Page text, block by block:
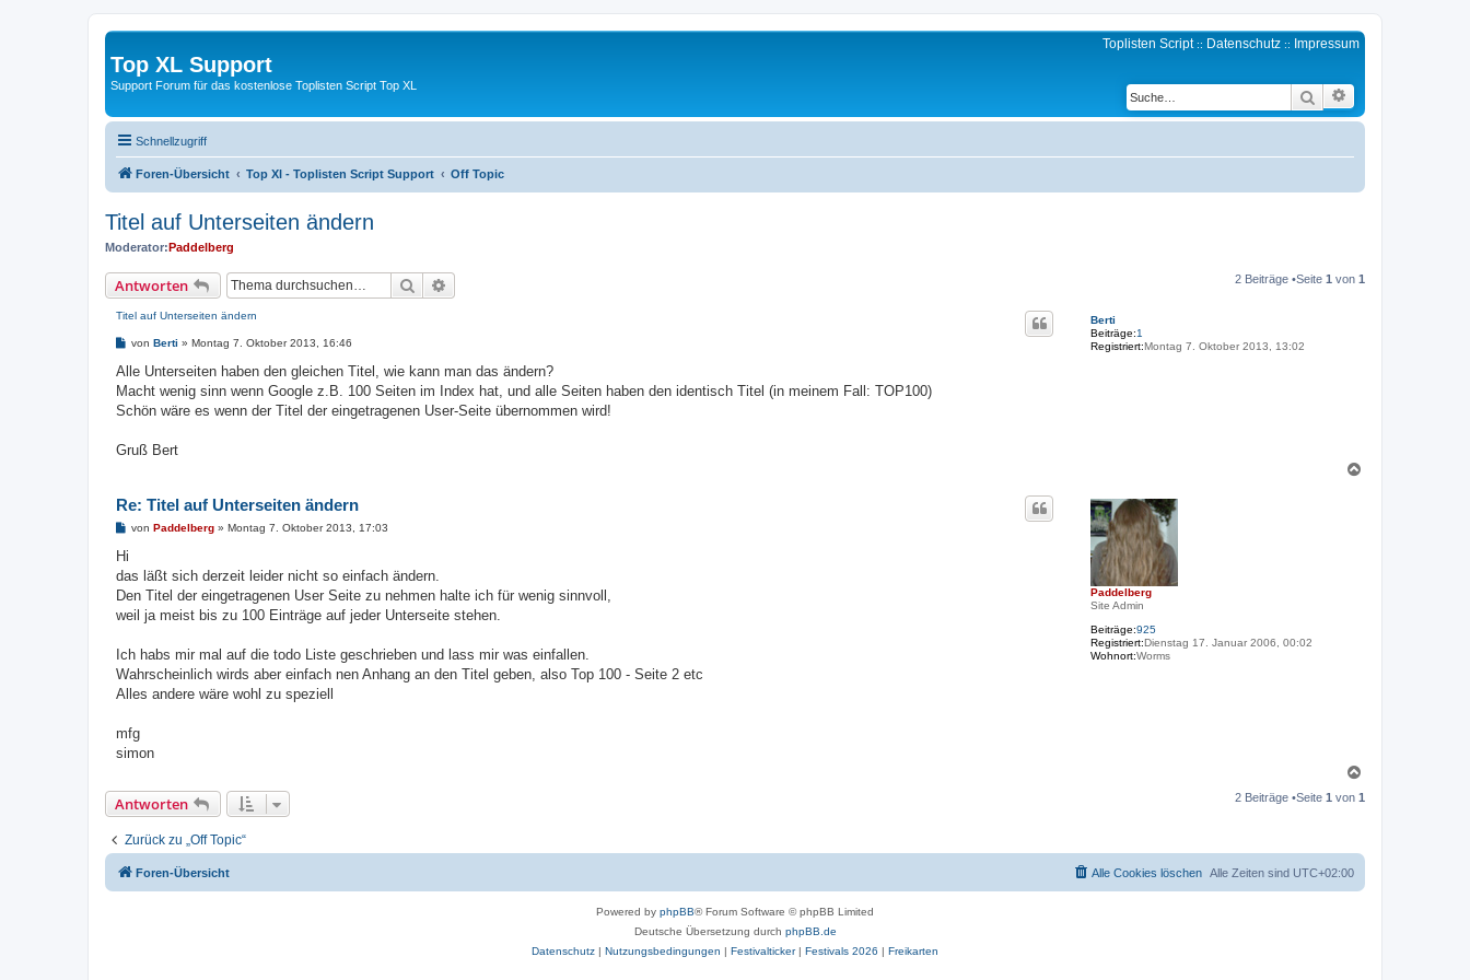
Top XL Support
Support Forum für das kostenlose Toplisten Script Top XL
Toplisten Script:: Datenschutz :: Impressum
Suche
Schnellzugriff
Foren-Übersicht Top Xl - Toplisten Script Support Off Topic
Titel auf Unterseiten ändern
Moderator:Paddelberg
Antworten Suche 2 Beiträge •Seite 1 von 1
Berti
Beiträge:1
Registriert:Montag 7. Oktober 2013, 13:02
Titel auf Unterseiten ändern
B
i
r
a
von Berti » Montag 7. Oktober 2013, 16:46
Alle Unterseiten haben den gleichen Titel, wie kann man das ändern?
Macht wenig sinn wenn Google z.B. 100 Seiten im Index hat, und alle Seiten haben den identisch Titel (in meinem Fall: TOP100)
Schön wäre es wenn der Titel der eingetragenen User-Seite übernommen wird!
Gruß Bert
Paddelberg
Site Admin
Beiträge:925
Registriert:Dienstag 17. Januar 2006, 00:02
Wohnort:Worms
Re: Titel auf Unterseiten ändern
B
i
r
a
von Paddelberg » Montag 7. Oktober 2013, 17:03
Hi
das läßt sich derzeit leider nicht so einfach ändern.
Den Titel der eingetragenen User Seite zu nehmen halte ich für wenig sinnvoll,
weil ja meist bis zu 100 Einträge auf jeder Unterseite stehen.
Ich habs mir mal auf die todo Liste geschrieben und lass mir was einfallen.
Wahrscheinlich wirds aber einfach nen Anhang an den Titel geben, also Top 100 - Seite 2 etc
Alles andere wäre wohl zu speziell
mfg
simon
c
e
Antworten 2 Beiträge •Seite 1 von 1
Zurück zu „Off Topic“
Foren-Übersicht Alle Zeiten sind UTC+02:00
Alle Cookies löschen
Powered by phpBB® Forum Software © phpBB Limited
Deutsche Übersetzung durch phpBB.de
Datenschutz | Nutzungsbedingungen | Festivalticker| Festivals 2026 | Freikarten